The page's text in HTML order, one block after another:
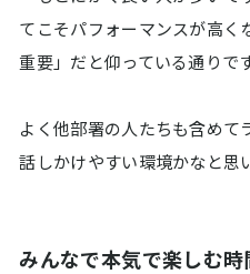
てこそパフォーマンスが高く
重要」だと仰っている通りです
よく他部署の人たちも含めて
話しかけやすい環境かなと思
みんなで本気で楽しむ